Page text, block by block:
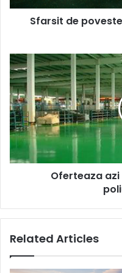
Sfarsit de
Oferteaza
azi
4000
mp
de
vopsea
poliuretanica
Oferteaza
Related Articles